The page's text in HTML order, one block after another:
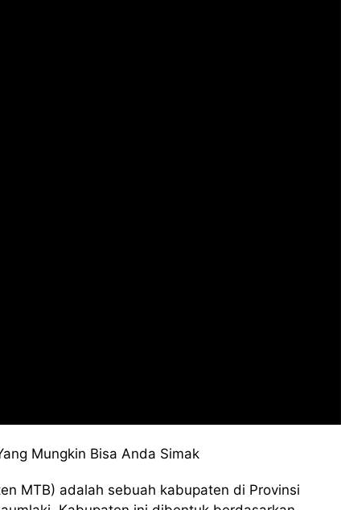
Mungkin Bisa Anda Simak
MTB) adalah sebuah kabupaten di Provinsi